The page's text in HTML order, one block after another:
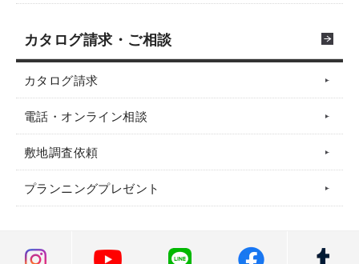
カタログ請求・ご相談
カタログ請求
電話・オンライン相談
敷地調査依頼
プランニングプレゼント